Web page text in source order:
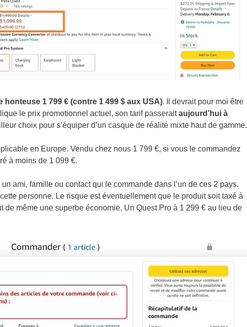
honteuse 1 799 € (contre 1 499 $ aux USA). Il devrait pour moi être
le prix promotionnel actuel, son tarif passeraitaujourd’hui à
choix pour s’équiper d’un casque de réalité mixte haut de gamme.
en Europe. Vendu chez nous 1 799 €, si vous le commandez
à moins de 1 099 €.
ami, famille ou contact qui le commande dans l’un de ces 2 pays.
personne. Le risque est éventuellement que le produit soit taxé à
de même une superbe économie. Un Quest Pro à 1 299 € au lieu de